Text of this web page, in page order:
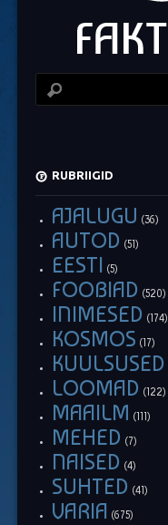
RUBRIIGID
AJALUGU (36)
AUTOD (51)
EESTI (5)
FOOBIAD (520)
INIMESED (174)
KOSMOS (17)
KUULSUSED
LOOMAD (122)
MAAILM (111)
MEHED (7)
NAISED (4)
SUHTED (41)
VARIA (675)